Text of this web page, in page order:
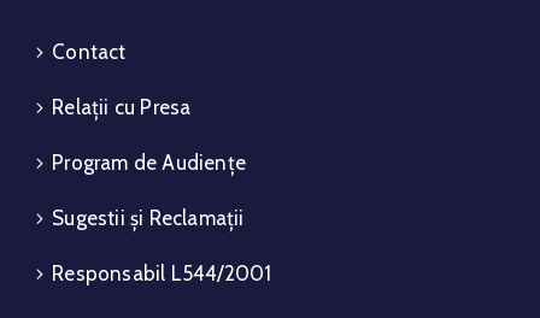
Contact
Relații cu Presa
Program de Audiențe
Sugestii și Reclamații
Responsabil L544/2001